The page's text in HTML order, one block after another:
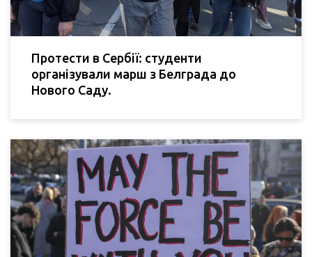
Протести в Сербії: студенти
організували марш з Белграда до
Нового Саду.